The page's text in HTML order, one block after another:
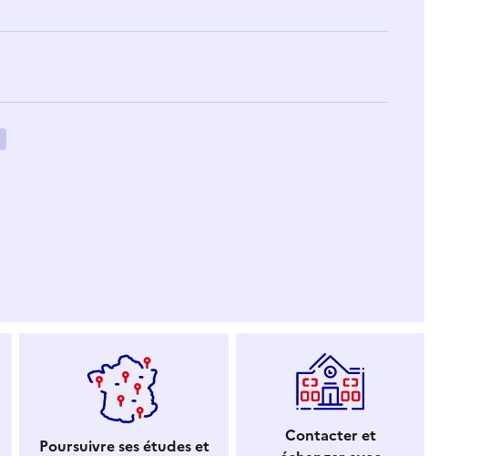
Poursuivre ses études et
Contacter et